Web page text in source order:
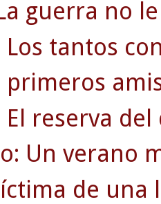
guerra no
Los tantos
primeros
El reserva
Un verano
de